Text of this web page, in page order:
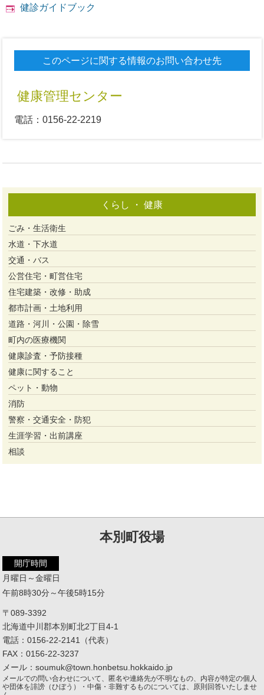
健診ガイドブック
このページに関する情報のお問い合わせ先
健康管理センター
電話：0156-22-2219
くらし ・ 健康
ごみ・生活衛生
水道・下水道
交通・バス
公営住宅・町営住宅
住宅建築・改修・助成
都市計画・土地利用
道路・河川・公園・除雪
町内の医療機関
健康診査・予防接種
健康に関すること
ペット・動物
消防
警察・交通安全・防犯
生涯学習・出前講座
相談
本別町役場
開庁時間
月曜日～金曜日
午前8時30分～午後5時15分
〒089-3392
北海道中川郡本別町北2丁目4-1
電話：0156-22-2141（代表）
FAX：0156-22-3237
メール：soumuk@town.honbetsu.hokkaido.jp
メールでの問い合わせについて、匿名や連絡先が不明なもの、内容が特定の個人
や団体を誹謗（ひぼう）・中傷・非難するものについては、原則回答いたしませ